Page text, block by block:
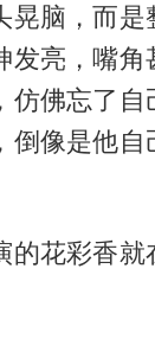
晃脑，而是
发亮，嘴角
仿佛忘了自
倒像是他自
的花彩香就